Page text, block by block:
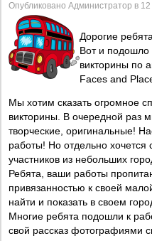
Опубликовано Администратор в 12
Дорогие
Вот и подошло
викторины по
Faces and
Мы хотим сказать огромное
викторины. В очередной раз
творческие, оригинальные!
работы! Но отдельно хочется
участников из небольших
Ребята, ваши работы
привязанностью к своей
найти и показать в своем
Многие ребята подошли к
свой рассказ фотографиями